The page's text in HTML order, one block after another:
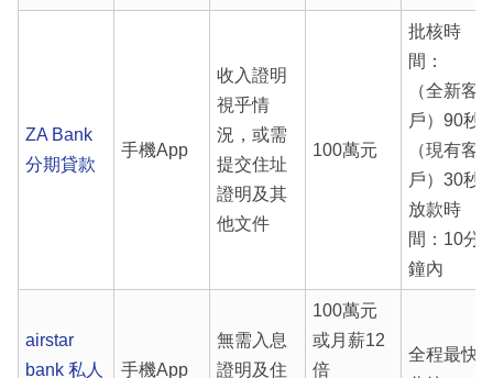
ZA Bank
分期貸款
手機App
收入證明
視乎情
況，或需
提交住址
證明及其
他文件
100萬元
批核時
間：
（全新客
戶）90秒
（現有客
戶）30秒
放款時
間：10分
鐘內
airstar
bank 私人
手機App
無需入息
證明及住
100萬元
或月薪12
倍
全程最快5